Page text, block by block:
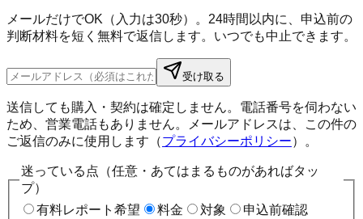
メールだけでOK（入力は30秒）。24時間以内に、申込前の
判断材料を短く無料で返信します。いつでも中止できます。
受け取る
送信しても購入・契約は確定しません。電話番号を伺わない
ため、営業電話もありません。メールアドレスは、この件の
ご返信のみに使用します（プライバシーポリシー）。
迷っている点（任意・あてはまるものがあればタッ
プ）
有料レポート希望
料金 対象 申込前確認